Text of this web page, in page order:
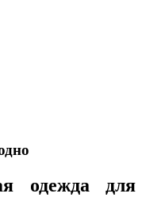
одежда для